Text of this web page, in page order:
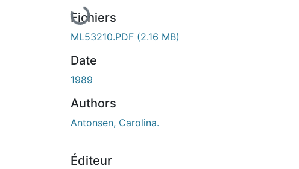
Fichiers
ML53210.PDF (2.16 MB)
Date
1989
Authors
Antonsen, Carolina.
Éditeur